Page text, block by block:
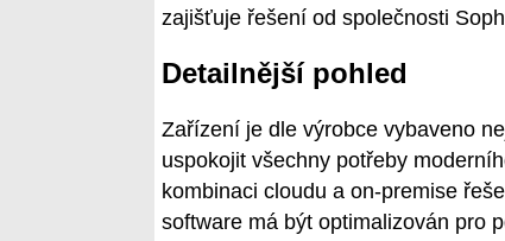
zajišťuje řešení od společnosti
Detailnější pohled
Zařízení je dle výrobce vybaveno
uspokojit všechny potřeby
kombinaci cloudu a on-premise
software má být optimalizován pro